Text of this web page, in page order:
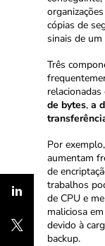
cópias de
sinais de
Três
de bytes, a
Por
aumentam
de
trabalhos
de CPU e
maliciosa
devido à
backup.